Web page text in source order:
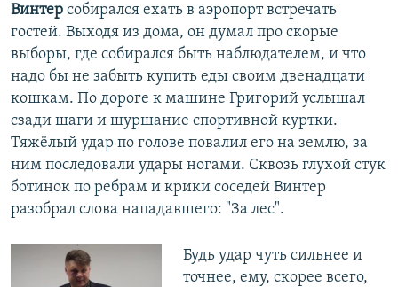
Винтер собирался ехать в аэропорт встречать
гостей. Выходя из дома, он думал про скорые
выборы, где собирался быть наблюдателем, и что
надо бы не забыть купить еды своим двенадцати
кошкам. По дороге к машине Григорий услышал
сзади шаги и шуршание спортивной куртки.
Тяжёлый удар по голове повалил его на землю, за
ним последовали удары ногами. Сквозь глухой стук
ботинок по ребрам и крики соседей Винтер
разобрал слова нападавшего: "За лес".
Будь удар чуть сильнее и
точнее, ему, скорее всего,